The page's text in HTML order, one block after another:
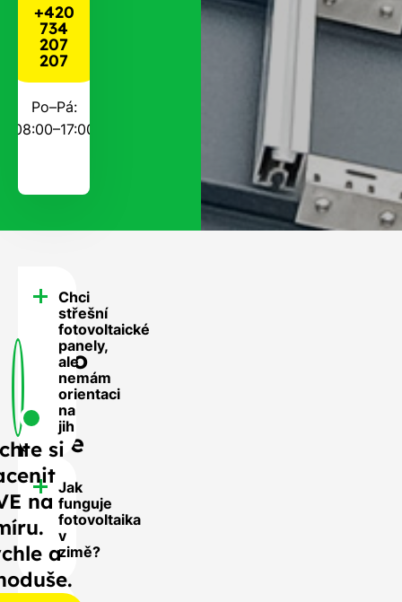
+420
734
207
207
Po–Pá:
08:00–17:00
FAQ
-
Často
se
nás
ptáte
Chci
střešní
fotovoltaické
panely,
ale
nemám
orientaci
na
jih
Jak
funguje
fotovoltaika
v
zimě?
si
na
a